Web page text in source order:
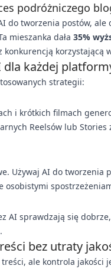
podróżniczego
do tworzenia postów, ale
mieszanka dała 35%
korzystającą
każdej
strategii:
i krótkich filmach
Reelsów lub Stories
Używaj AI do tworzenia
osobistymi
AI sprawdzają się
bez utraty
ale kontrola jakości